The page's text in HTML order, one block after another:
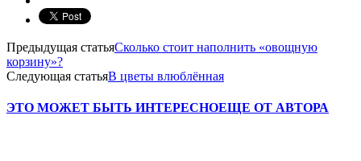
Предыдущая статьяСколько стоит наполнить «овощную
корзину»?
Следующая статьяВ цветы влюблённая
ЭТО МОЖЕТ БЫТЬ ИНТЕРЕСНОЕЩЕ ОТ АВТОРА